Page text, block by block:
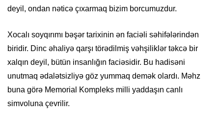
deyil, ondan nəticə çıxarmaq bizim borcumuzdur.
Xocalı soyqırımı bəşər tarixinin ən faciəli səhifələrindən
biridir. Dinc əhaliyə qarşı törədilmiş vəhşiliklər təkcə bir
xalqın deyil, bütün insanlığın faciəsidir. Bu hadisəni
unutmaq ədalətsizliyə göz yummaq demək olardı. Məhz
buna görə Memorial Kompleks milli yaddaşın canlı
simvoluna çevrilir.